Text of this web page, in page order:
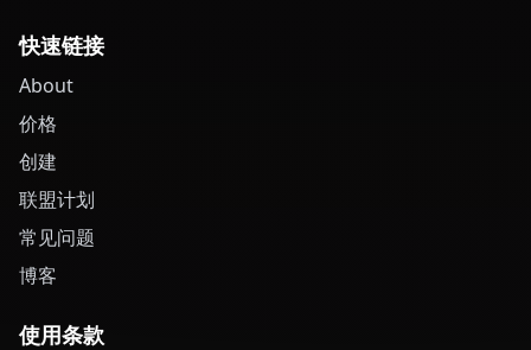
快速链接
About
价格
创建
联盟计划
常见问题
博客
使用条款